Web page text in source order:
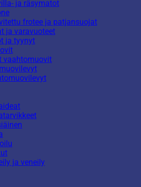
ja räsymatot
frotee ja patjansuojat
ja varavuoteet
ja tyynyt
vaahtomuovit
ja veneily